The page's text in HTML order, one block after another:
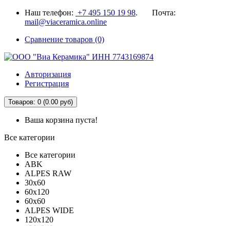
Наш телефон: +7 495 150 19 98. Почта:
mail@viaceramica.online
Сравнение товаров (0)
Авторизация
Регистрация
Товаров: 0 (0.00 руб)
Ваша корзина пуста!
Все категории
Все категории
ABK
ALPES RAW
30x60
60x120
60x60
ALPES WIDE
120x120